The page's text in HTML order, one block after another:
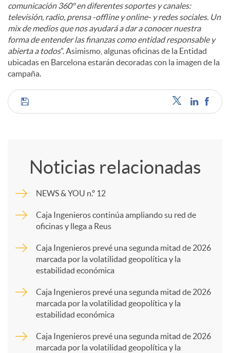
comunicación 360º en diferentes soportes y canales:
televisión, radio, prensa -offline y online- y redes sociales. Un
mix de medios que nos ayudará a dar a conocer nuestra
forma de entender las finanzas como entidad responsable y
abierta a todos”. Asimismo, algunas oficinas de la Entidad
ubicadas en Barcelona estarán decoradas con la imagen de la
campaña.
C
p
a
Noticias relacionadas
NEWS & YOU n.º 12
Caja Ingenieros continúa ampliando su red de
oficinas y llega a Reus
Caja Ingenieros prevé una segunda mitad de 2026
marcada por la volatilidad geopolítica y la
estabilidad económica
Caja Ingenieros prevé una segunda mitad de 2026
marcada por la volatilidad geopolítica y la
estabilidad económica
Caja Ingenieros prevé una segunda mitad de 2026
marcada por la volatilidad geopolítica y la